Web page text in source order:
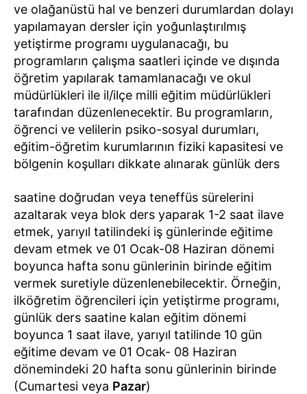
ve olağanüstü hal ve benzeri durumlardan dolayı
yapılamayan dersler için yoğunlaştırılmış
yetiştirme programı uygulanacağı, bu
programların çalışma saatleri içinde ve dışında
öğretim yapılarak tamamlanacağı ve okul
müdürlükleri ile il/ilçe milli eğitim müdürlükleri
tarafından düzenlenecektir. Bu programların,
öğrenci ve velilerin psiko-sosyal durumları,
eğitim-öğretim kurumlarının fiziki kapasitesi ve
bölgenin koşulları dikkate alınarak günlük ders
saatine doğrudan veya teneffüs sürelerini
azaltarak veya blok ders yaparak 1-2 saat ilave
etmek, yarıyıl tatilindeki iş günlerinde eğitime
devam etmek ve 01 Ocak-08 Haziran dönemi
boyunca hafta sonu günlerinin birinde eğitim
vermek suretiyle düzenlenebilecektir. Örneğin,
ilköğretim öğrencileri için yetiştirme programı,
günlük ders saatine kalan eğitim dönemi
boyunca 1 saat ilave, yarıyıl tatilinde 10 gün
eğitime devam ve 01 Ocak- 08 Haziran
dönemindeki 20 hafta sonu günlerinin birinde
(Cumartesi veya Pazar)